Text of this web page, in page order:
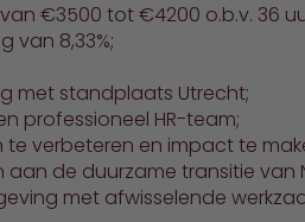
€3500 tot €4200 o.b.v. 36
van 8,33%;
met standplaats Utrecht;
professioneel HR-team;
te verbeteren en impact te
de duurzame transitie van
met afwisselende